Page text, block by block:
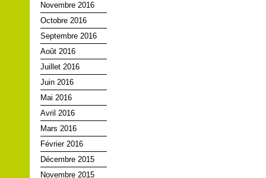
Novembre 2016
Octobre 2016
Septembre 2016
Août 2016
Juillet 2016
Juin 2016
Mai 2016
Avril 2016
Mars 2016
Février 2016
Décembre 2015
Novembre 2015